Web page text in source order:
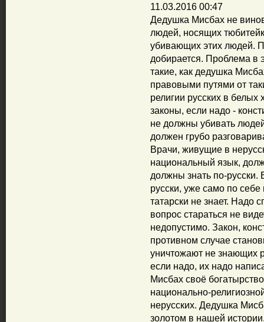
11.03.2016 00:47
Дедушка Мисбах не
людей, носящих
убивающих этих людей.
добирается. Проблема в
такие, как дедушка
правовыми путями от
религии русских в белых
законы, если надо -
не должны убивать
должен грубо
Врачи, живущие в
национальный язык,
должны знать по-русски.
русски, уже само по
татарски не знает. Надо
вопрос стараться не
недопустимо. Закон,
противном случае
уничтожают не знающих
если надо, их надо
Мисбах своё
национально-
нерусских. Дедушка
золотом в нашей